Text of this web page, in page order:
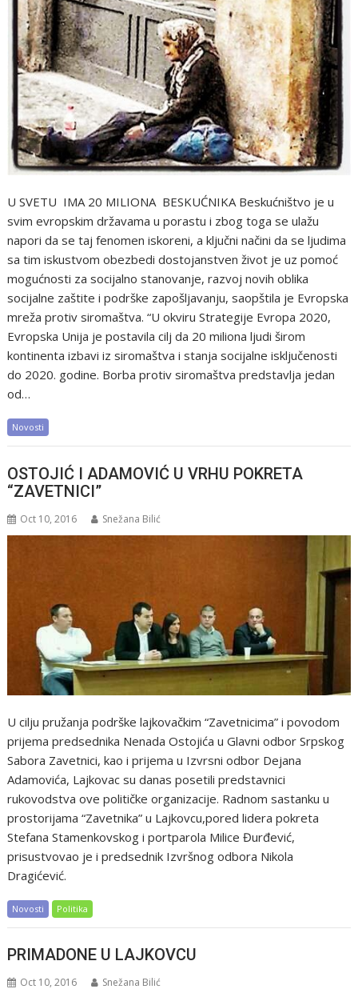
U SVETU IMA 20 MILIONA BESKUĆNIKA Beskućništvo je u
svim evropskim državama u porastu i zbog toga se ulažu
napori da se taj fenomen iskoreni, a ključni načini da se ljudima
sa tim iskustvom obezbedi dostojanstven život je uz pomoć
mogućnosti za socijalno stanovanje, razvoj novih oblika
socijalne zaštite i podrške zapošljavanju, saopštila je Evropska
mreža protiv siromaštva. “U okviru Strategije Evropa 2020,
Evropska Unija je postavila cilj da 20 miliona ljudi širom
kontinenta izbavi iz siromaštva i stanja socijalne isključenosti
do 2020. godine. Borba protiv siromaštva predstavlja jedan
od…
Novosti
OSTOJIĆ I ADAMOVIĆ U VRHU POKRETA
“ZAVETNICI”
Oct 10, 2016 Snežana Bilić
U cilju pružanja podrške lajkovačkim “Zavetnicima” i povodom
prijema predsednika Nenada Ostojića u Glavni odbor Srpskog
Sabora Zavetnici, kao i prijema u Izvrsni odbor Dejana
Adamovića, Lajkovac su danas posetili predstavnici
rukovodstva ove političke organizacije. Radnom sastanku u
prostorijama “Zavetnika” u Lajkovcu,pored lidera pokreta
Stefana Stamenkovskog i portparola Milice Đurđević,
prisustvovao je i predsednik Izvršnog odbora Nikola
Dragićević.
Novosti Politika
PRIMADONE U LAJKOVCU
Oct 10, 2016 Snežana Bilić